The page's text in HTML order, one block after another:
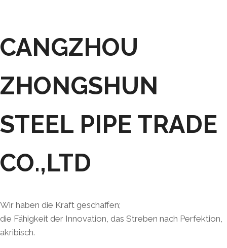
CANGZHOU
ZHONGSHUN
STEEL PIPE TRADE
CO.,LTD
Wir haben die Kraft geschaffen;
die Fähigkeit der Innovation, das Streben nach Perfektion,
akribisch.